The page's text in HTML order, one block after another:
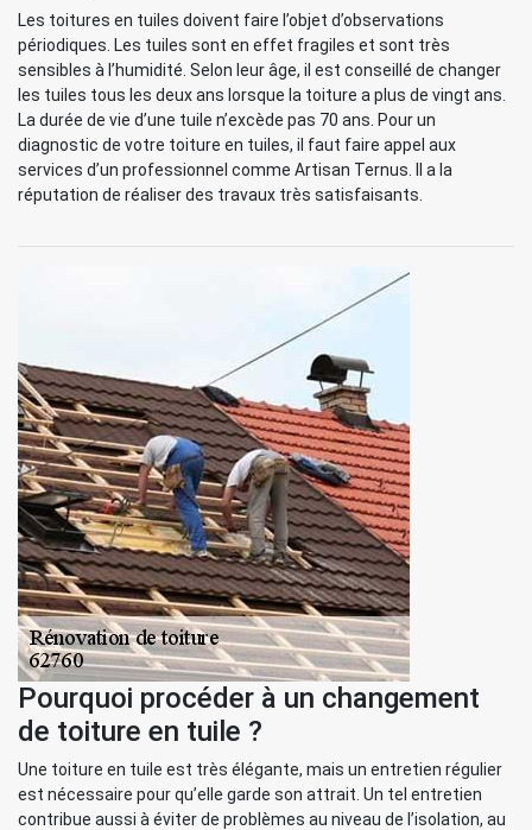
Les toitures en tuiles doivent faire l’objet d’observations
périodiques. Les tuiles sont en effet fragiles et sont très
sensibles à l’humidité. Selon leur âge, il est conseillé de changer
les tuiles tous les deux ans lorsque la toiture a plus de vingt ans.
La durée de vie d’une tuile n’excède pas 70 ans. Pour un
diagnostic de votre toiture en tuiles, il faut faire appel aux
services d’un professionnel comme Artisan Ternus. Il a la
réputation de réaliser des travaux très satisfaisants.
Pourquoi procéder à un changement
de toiture en tuile ?
Une toiture en tuile est très élégante, mais un entretien régulier
est nécessaire pour qu’elle garde son attrait. Un tel entretien
contribue aussi à éviter de problèmes au niveau de l’isolation, au